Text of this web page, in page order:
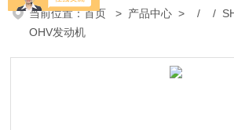
当前位置：首页 > 产品中心 > / /
OHV发动机